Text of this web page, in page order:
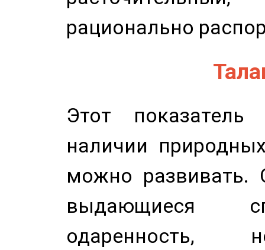
рационально
Этот показатель
наличии
можно развивать.
выдающиеся
одаренность,